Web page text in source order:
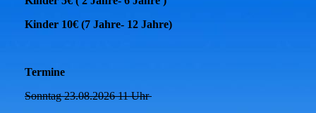
Kinder 10€ (7 Jahre- 12 Jahre)
Termine
Sonntag 23.08.2026 11 Uhr